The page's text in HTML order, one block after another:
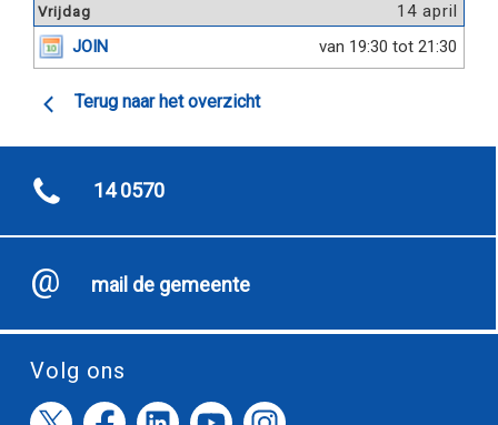
14 april
Vrijdag
van 19:30 tot 21:30
JOIN
Terug naar het overzicht
14 0570
mail de gemeente
Volg ons